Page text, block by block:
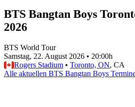
BTS Bangtan Boys
2026
BTS World Tour
Samstag, 22. August 2026 • 20:00h
Rogers Stadium • Toronto, ON, CA
Alle aktuellen BTS Bangtan Boys